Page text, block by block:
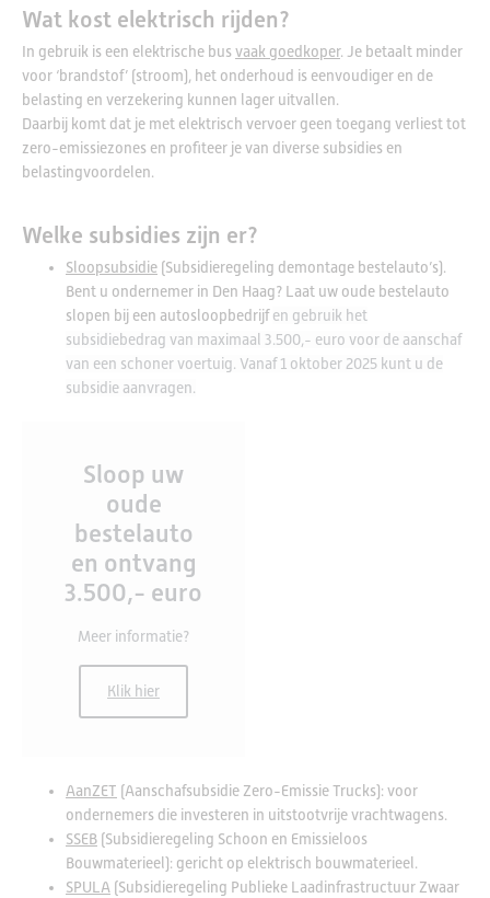
Wat kost elektrisch rijden?
In gebruik is een elektrische busvaak goedkoper. Je betaalt minder
voor ‘brandstof’ (stroom), het onderhoud is eenvoudiger en de
belasting en verzekering kunnen lager uitvallen.
Daarbij komt dat je met elektrisch vervoer geen toegang verliest tot
zero-emissiezones en profiteer je van diverse subsidies en
belastingvoordelen.
Welke subsidies zijn er?
Sloopsubsidie (Subsidieregeling demontage bestelauto’s).
Bent u ondernemer in Den Haag? Laat uw oude bestelauto
slopen bij een autosloopbedrijfen gebruik het
subsidiebedrag van maximaal 3.500,- euro voor de aanschaf
van een schoner voertuig. Vanaf 1 oktober 2025 kunt u de
subsidie aanvragen.
Sloop uw
oude
bestelauto
en ontvang
3.500,- euro
Meer informatie?
Klik hier
AanZET (Aanschafsubsidie Zero-Emissie Trucks): voor
ondernemers die investeren in uitstootvrije vrachtwagens.
SSEB (Subsidieregeling Schoon en Emissieloos
Bouwmaterieel): gericht op elektrisch bouwmaterieel.
SPULA (Subsidieregeling Publieke Laadinfrastructuur Zwaar